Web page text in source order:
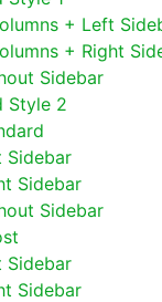
+ Left
+ Right
Sidebar
Style 2
Sidebar
Sidebar
Sidebar
Sidebar
Sidebar